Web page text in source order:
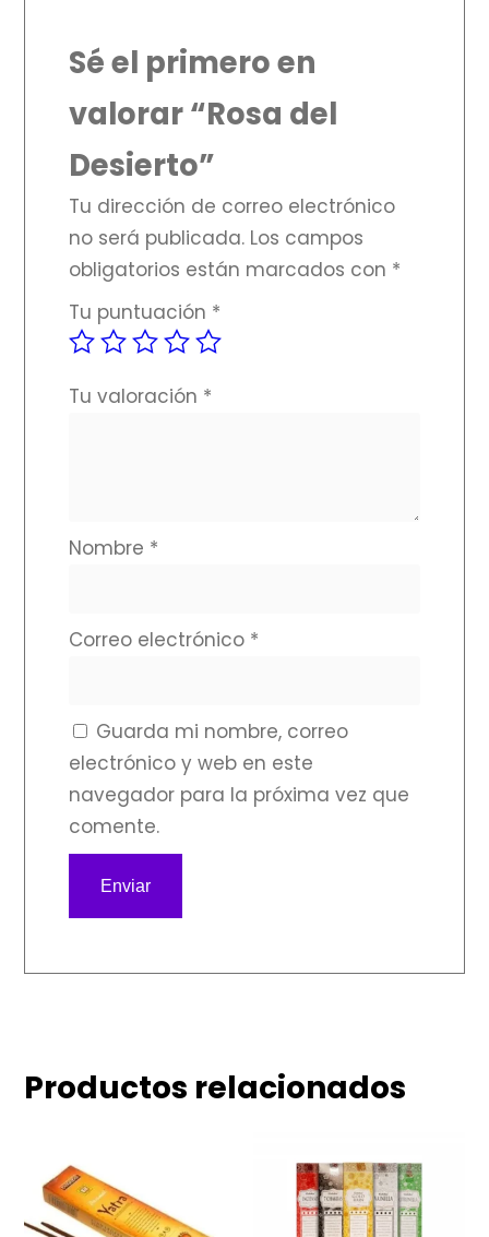
Sé el primero en
valorar “Rosa del
Desierto”
Tu dirección de correo electrónico
no será publicada. Los campos
obligatorios están marcados con *
Tu puntuación *
Tu valoración *
Nombre *
Correo electrónico *
Guarda mi nombre, correo
electrónico y web en este
navegador para la próxima vez que
comente.
Productos relacionados